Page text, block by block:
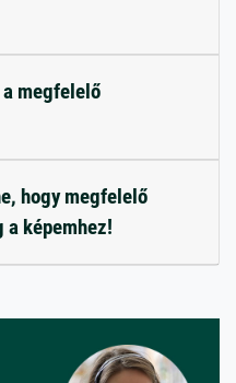
megfelelő
hogy megfelelő
képemhez!